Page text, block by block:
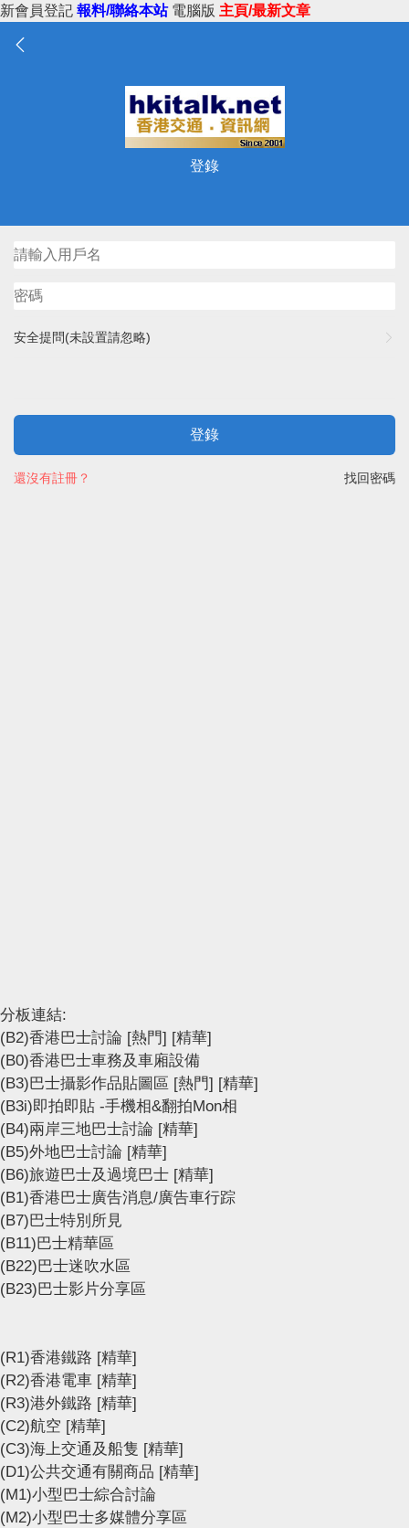
新會員登記 報料/聯絡本站 電腦版 主頁/最新文章
登錄
安全提問(未設置請忽略)
登錄
找回密碼
還沒有註冊？
分板連結:
(B2)香港巴士討論 [熱門] [精華]
(B0)香港巴士車務及車廂設備
(B3)巴士攝影作品貼圖區 [熱門] [精華]
(B3i)即拍即貼 -手機相&翻拍Mon相
(B4)兩岸三地巴士討論 [精華]
(B5)外地巴士討論 [精華]
(B6)旅遊巴士及過境巴士 [精華]
(B1)香港巴士廣告消息/廣告車行踪
(B7)巴士特別所見
(B11)巴士精華區
(B22)巴士迷吹水區
(B23)巴士影片分享區
(R1)香港鐵路 [精華]
(R2)香港電車 [精華]
(R3)港外鐵路 [精華]
(C2)航空 [精華]
(C3)海上交通及船隻 [精華]
(D1)公共交通有關商品 [精華]
(M1)小型巴士綜合討論
(M2)小型巴士多媒體分享區